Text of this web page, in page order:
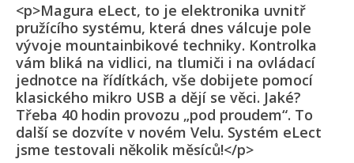
<p>Magura eLect, to je elektronika uvnitř
pružícího systému, která dnes válcuje pole
vývoje mountainbikové techniky. Kontrolka
vám bliká na vidlici, na tlumiči i na ovládací
jednotce na řídítkách, vše dobijete pomocí
klasického mikro USB a dějí se věci. Jaké?
Třeba 40 hodin provozu „pod proudem“. To
další se dozvíte v novém Velu. Systém eLect
jsme testovali několik měsíců!</p>